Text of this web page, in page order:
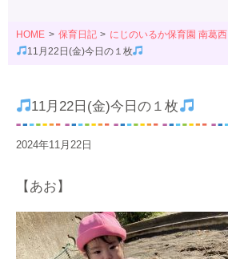
HOME 保育日記
にじのいるか保育園 南葛西
11月22日(金)今日の１枚
11月22日(金)今日の１枚
2024年11月22日
【あお】